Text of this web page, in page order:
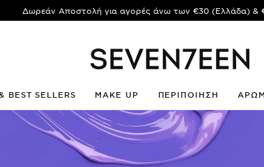
Δωρεάν Αποστολή για αγορές άνω των €30 (Ελλάδα) &
BEST SELLERS MAKE UP ΠΕΡΙΠΟΙΗΣΗ